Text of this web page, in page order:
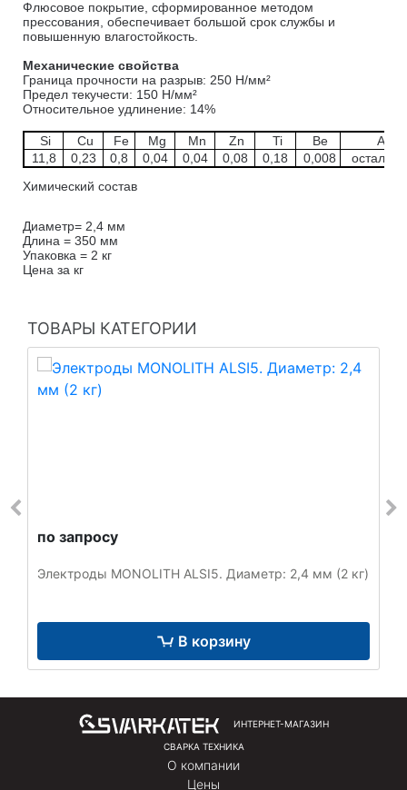
Флюсовое покрытие, сформированное методом
прессования, обеспечивает большой срок службы и
повышенную влагостойкость.
Механические свойства
Граница прочности на разрыв: 250 Н/мм²
Предел текучести: 150 Н/мм²
Относительное удлинение: 14%
Химический состав
Si Cu Fe Mg Mn Zn Ti Be
Al
11,8
0,23 0,8 0,04 0,04 0,08 0,18 0,008
Диаметр= 2,4 мм
Длина = 350 мм
Упаковка = 2 кг
Цена за кг
ТОВАРЫ КАТЕГОРИИ
по запросу
Электроды MONOLITH ALSI5. Диаметр: 2,4 мм (2 кг)
В корзину
ИНТЕРНЕТ-МАГАЗИН
СВАРКА ТЕХНИКА
О компании
Цены